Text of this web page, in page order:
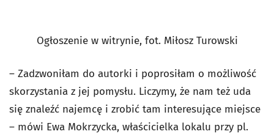
Ogłoszenie w witrynie, fot. Miłosz Turowski
– Zadzwoniłam do autorki i poprosiłam o możliwość
skorzystania z jej pomysłu. Liczymy, że nam też uda
się znaleźć najemcę i zrobić tam interesujące miejsce
– mówi Ewa Mokrzycka, właścicielka lokalu przy pl.